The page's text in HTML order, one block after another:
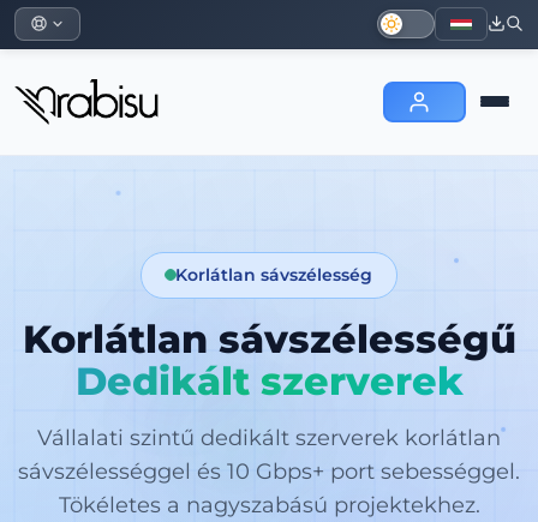
Korlátlan sávszélesség
Korlátlan sávszélességű
Dedikált szerverek
Vállalati szintű dedikált szerverek korlátlan
sávszélességgel és 10 Gbps+ port sebességgel.
Tökéletes a nagyszabású projektekhez.